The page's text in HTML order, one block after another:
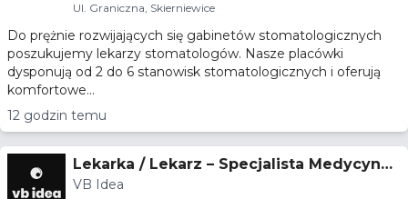
Ul. Graniczna, Skierniewice
Do prężnie rozwijających się gabinetów stomatologicznych
poszukujemy lekarzy stomatologów. Nasze placówki
dysponują od 2 do 6 stanowisk stomatologicznych i oferują
komfortowe...
12 godzin temu
Lekarka / Lekarz – Specjalista Medycyny
Pracy – Poznań
VB Idea